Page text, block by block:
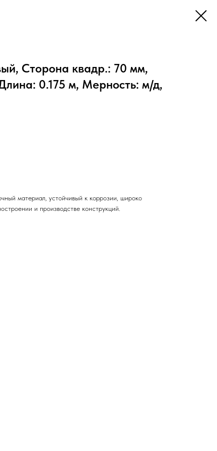
Сторона квадр.: 70 мм,
0.175 м, Мерность: м/д,
материал, устойчивый к коррозии, широко
и производстве конструкций.